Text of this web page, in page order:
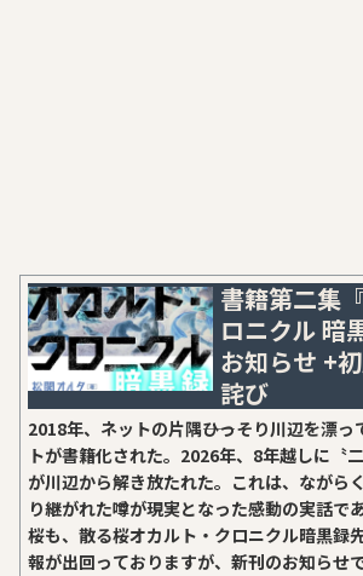
書籍第二集
ロニクル 暗
お知らせ +
詫び
2018年、ネットの片隅――ひっそり川辺を漂
トが書籍化された。2026年、8年越しに〝
が川辺から解き放たれた。これは、ながら
り継がれた噂が現実となった感動の実話で
桜も、散る桜オカルト・クロニクル暗黒録
報が出回っておりますが、新刊のお知らせ